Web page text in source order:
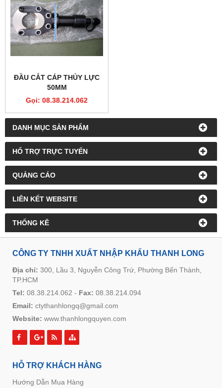
DANH MỤC SẢN PHẨM
HỔ TRỢ TRỰC TUYẾN
QUẢNG CÁO
LIÊN KẾT WEBSITE
THỐNG KÊ
ĐẦU CẮT CÁP THỦY LỰC
50MM
Gọi: 08.38.214.062
CÔNG TY TNHH XUẤT NHẬP KHẨU THANH LONG
Địa chỉ: 300, Lầu 3, Nguyễn Công Trứ, Phường Bến Thành,
TP.HCM
Tel: 08.38.214.062 - Fax: 08.38.214.094
Email: ctythanhlongq@gmail.com
Website: www.thanhlongquyen.com
HỖ TRỢ KHÁCH HÀNG
Hướng Dẫn Mua Hàng